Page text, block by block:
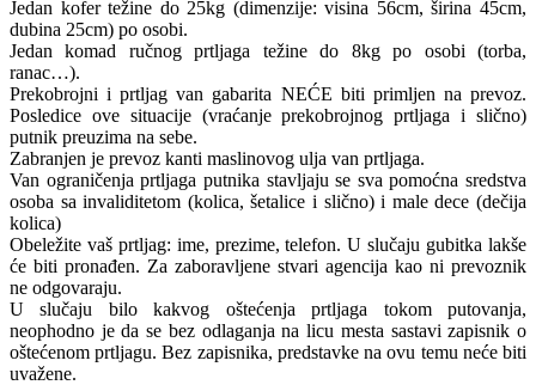
Jedan kofer težine do 25kg (dimenzije: visina 56cm, širina 45cm,
dubina 25cm) po osobi.
Jedan komad ručnog prtljaga težine do 8kg po osobi (torba,
ranac…).
Prekobrojni i prtljag van gabarita NEĆE biti primljen na prevoz.
Posledice ove situacije (vraćanje prekobrojnog prtljaga i slično)
putnik preuzima na sebe.
Zabranjen je prevoz kanti maslinovog ulja van prtljaga.
Van ograničenja prtljaga putnika stavljaju se sva pomoćna sredstva
osoba sa invaliditetom (kolica, šetalice i slično) i male dece (dečija
kolica)
Obeležite vaš prtljag: ime, prezime, telefon. U slučaju gubitka lakše
će biti pronađen. Za zaboravljene stvari agencija kao ni prevoznik
ne odgovaraju.
U slučaju bilo kakvog oštećenja prtljaga tokom putovanja,
neophodno je da se bez odlaganja na licu mesta sastavi zapisnik o
oštećenom prtljagu. Bez zapisnika, predstavke na ovu temu neće biti
uvažene.